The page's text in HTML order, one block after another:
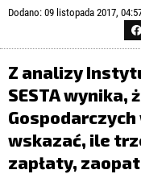
Zapamiętaj mnie
Kliknij
zaloguj się
ZDROWIE I
KULTURA
LIFESTYLE
OPINIE I
Dodano: 09 listopada 2017,
Z analizy
SESTA wynika,
wskazać, ile
zapłaty,